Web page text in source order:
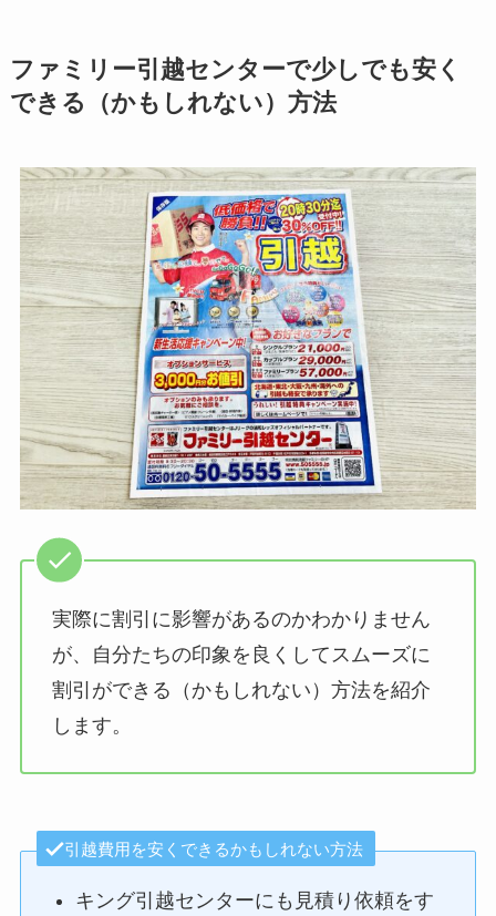
ファミリー引越センターで少しでも安く
できる（かもしれない）方法
実際に割引に影響があるのかわかりません
が、自分たちの印象を良くしてスムーズに
割引ができる（かもしれない）方法を紹介
します。
引越費用を安くできるかもしれない方法
キング引越センターにも見積り依頼をす